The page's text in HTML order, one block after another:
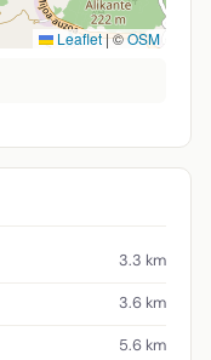
Leaflet|©OSM
3.3 km
3.6 km
5.6 km